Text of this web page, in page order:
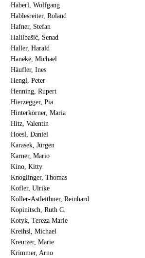
Haberl, Wolfgang
Hablesreiter, Roland
Hafner, Stefan
Halilbašić, Senad
Haller, Harald
Haneke, Michael
Häufler, Ines
Hengl, Peter
Henning, Rupert
Hierzegger, Pia
Hinterkörner, Maria
Hitz, Valentin
Hoesl, Daniel
Karasek, Jürgen
Karner, Mario
Kino, Kitty
Knoglinger, Thomas
Kofler, Ulrike
Koller-Astleithner, Reinhard
Kopinitsch, Ruth C.
Kotyk, Tereza Marie
Kreihsl, Michael
Kreutzer, Marie
Krimmer, Arno